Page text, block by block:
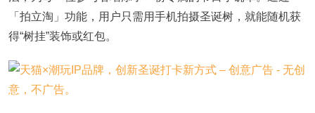
「拍立淘」功能，用户只需用手机拍摄圣诞树，就能随机获
得“树挂”装饰或红包。